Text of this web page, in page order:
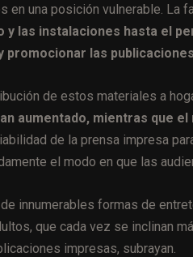
en una posición vulnerable. La
y las instalaciones hasta el
promocionar las
de estos materiales a
aumentado, mientras que
de la prensa impresa
el modo en que las
innumerables formas de
que cada vez se inclinan
impresas, subrayan.